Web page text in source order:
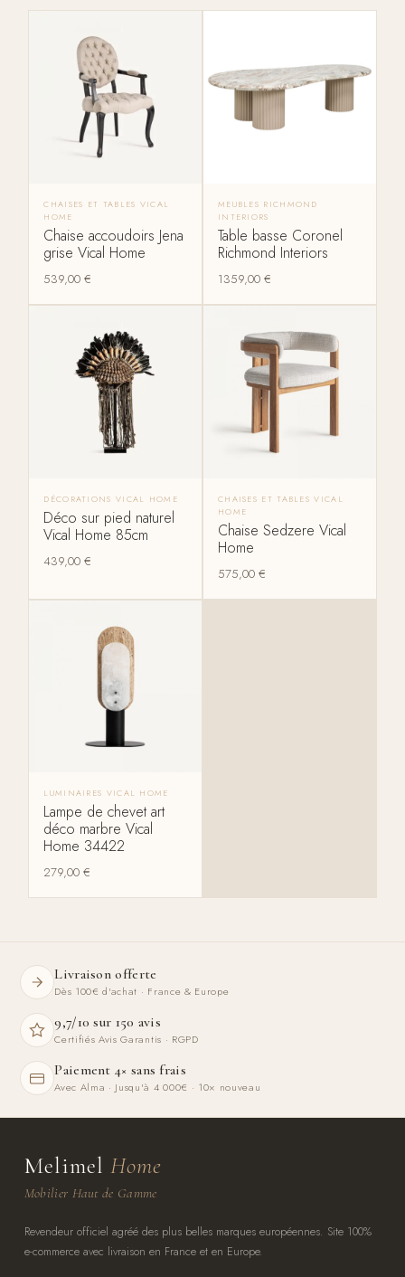
CHAISES ET TABLES VICAL
HOME
Chaise accoudoirs Jena
grise Vical Home
539,00€
MEUBLES RICHMOND
INTERIORS
Table basse Coronel
Richmond Interiors
1359,00 €
DÉCORATIONS VICAL HOME
Déco sur pied naturel
Vical Home 85cm
439,00€
CHAISES ET TABLES VICAL
HOME
Chaise Sedzere Vical
Home
575,00 €
LUMINAIRES VICAL HOME
Lampe de chevet art
déco marbre Vical
Home 34422
279,00€
Livraison offerte
Dès 100€ d'achat · France & Europe
9,7/10 sur 150 avis
Certifiés Avis Garantis · RGPD
Paiement 4× sans frais
Avec Alma · Jusqu'à 4 000€ · 10× nouveau
Melimel Home
Mobilier Haut de Gamme
Revendeur officiel agréé des plus belles marques européennes. Site 100%
e-commerce avec livraison en France et en Europe.